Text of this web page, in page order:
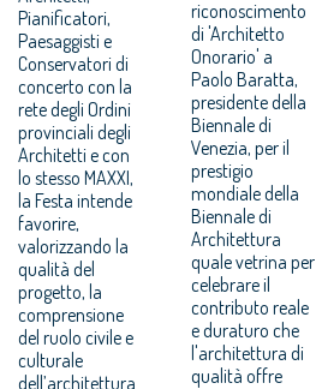
Pianificatori,
Paesaggisti e
Conservatori di
concerto con la
rete degli Ordini
provinciali degli
Architetti e con
lo stesso MAXXI,
la Festa intende
favorire,
valorizzando la
qualità del
progetto, la
comprensione
del ruolo civile e
culturale
dell’architettura
riconoscimento
di 'Architetto
Onorario' a
Paolo Baratta,
presidente della
Biennale di
Venezia, per il
prestigio
mondiale della
Biennale di
Architettura
quale vetrina per
celebrare il
contributo reale
e duraturo che
l'architettura di
qualità offre